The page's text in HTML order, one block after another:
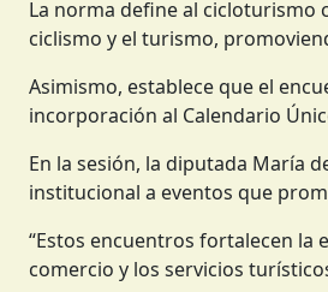
La norma define al cicloturismo
ciclismo y el turismo,
Asimismo, establece que el
incorporación al Calendario
En la sesión, la diputada María
institucional a eventos que
“Estos encuentros fortalecen la
comercio y los servicios